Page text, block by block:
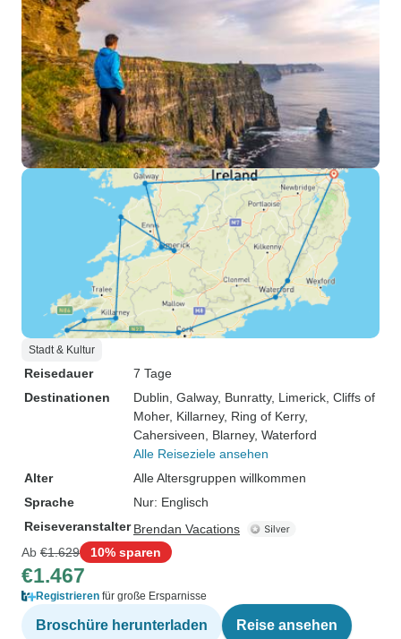
Stadt & Kultur
Reisedauer
7 Tage
Destinationen
Dublin , Galway, Bunratty, Limerick , Cliffs of
Moher, Killarney, Ring of Kerry,
Cahersiveen , Blarney, Waterford
Alle Reiseziele ansehen
Alter
Alle Altersgruppen willkommen
Sprache
Nur: Englisch
Reiseveranstalter Brendan Vacations
Ab €1.629 10% sparen
€1.467
Registrieren für große Ersparnisse
Broschüre herunterladen Reise ansehen